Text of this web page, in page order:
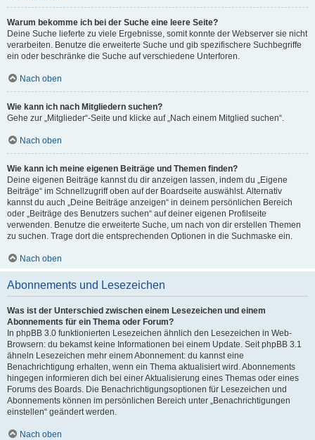
Warum bekomme ich bei der Suche eine leere Seite?
Deine Suche lieferte zu viele Ergebnisse, somit konnte der Webserver sie nicht
verarbeiten. Benutze die erweiterte Suche und gib spezifischere Suchbegriffe
ein oder beschränke die Suche auf verschiedene Unterforen.
Nach oben
Wie kann ich nach Mitgliedern suchen?
Gehe zur „Mitglieder“-Seite und klicke auf „Nach einem Mitglied suchen“.
Nach oben
Wie kann ich meine eigenen Beiträge und Themen finden?
Deine eigenen Beiträge kannst du dir anzeigen lassen, indem du „Eigene
Beiträge“ im Schnellzugriff oben auf der Boardseite auswählst. Alternativ
kannst du auch „Deine Beiträge anzeigen“ in deinem persönlichen Bereich
oder „Beiträge des Benutzers suchen“ auf deiner eigenen Profilseite
verwenden. Benutze die erweiterte Suche, um nach von dir erstellen Themen
zu suchen. Trage dort die entsprechenden Optionen in die Suchmaske ein.
Nach oben
Abonnements und Lesezeichen
Was ist der Unterschied zwischen einem Lesezeichen und einem
Abonnements für ein Thema oder Forum?
In phpBB 3.0 funktionierten Lesezeichen ähnlich den Lesezeichen in Web-
Browsern: du bekamst keine Informationen bei einem Update. Seit phpBB 3.1
ähneln Lesezeichen mehr einem Abonnement: du kannst eine
Benachrichtigung erhalten, wenn ein Thema aktualisiert wird. Abonnements
hingegen informieren dich bei einer Aktualisierung eines Themas oder eines
Forums des Boards. Die Benachrichtigungsoptionen für Lesezeichen und
Abonnements können im persönlichen Bereich unter „Benachrichtigungen
einstellen“ geändert werden.
Nach oben